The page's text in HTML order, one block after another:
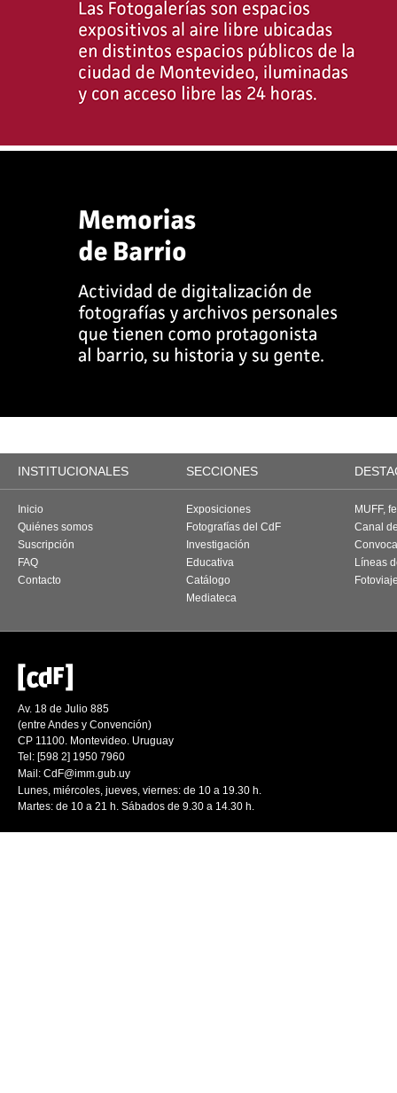
INSTITUCIONALES SECCIONES
Inicio
Quiénes somos
Suscripción
FAQ
Contacto
Exposiciones
Fotografías del CdF
Investigación
Educativa
Catálogo
Mediateca
MUFF,
Canal
Líneas
Av. 18 de Julio 885
(entre Andes y Convención)
CP 11100. Montevideo. Uruguay
Tel: [598 2] 1950 7960
Mail: CdF@imm.gub.uy
Lunes, miércoles, jueves, viernes: de 10 a 19.30 h.
Martes: de 10 a 21 h. Sábados de 9.30 a 14.30 h.